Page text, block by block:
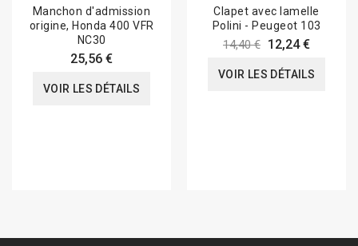
Manchon d'admission
origine, Honda 400 VFR
NC30
25,56 €
VOIR LES DÉTAILS
Clapet avec lamelle
Polini - Peugeot 103
14,40 € 12,24 €
VOIR LES DÉTAILS